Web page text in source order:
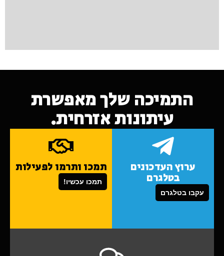
התמיכה שלך מאפשרת
עיתונות אזרחית.
ערוץ העדכונים
בטלגרם
עקבו בטלגרם
תמכו ותרמו לפעילות
תמכו עכשיו!